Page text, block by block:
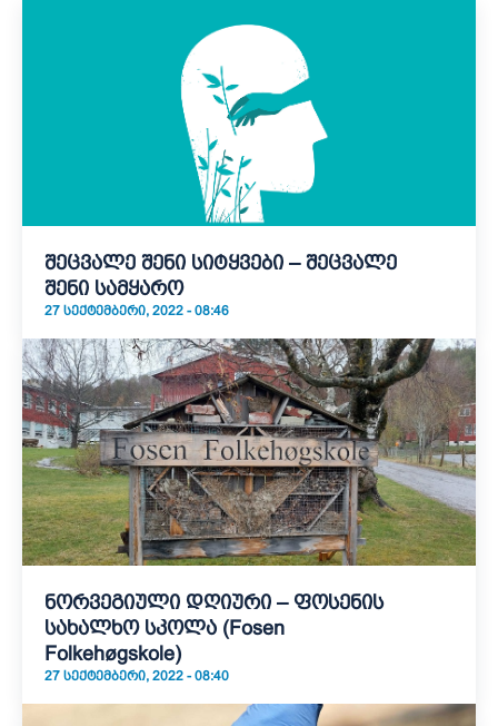
შეცვალე შენი სიტყვები – შეცვალე
შენი სამყარო
27 ᲡᲔᲥᲢᲔᲛᲑᲔᲠᲘ, 2022 - 08:46
ნორვეგიული დღიური – ფოსენის
სახალხო სკოლა (Fosen
Folkehøgskole)
27 ᲡᲔᲥᲢᲔᲛᲑᲔᲠᲘ, 2022 - 08:40